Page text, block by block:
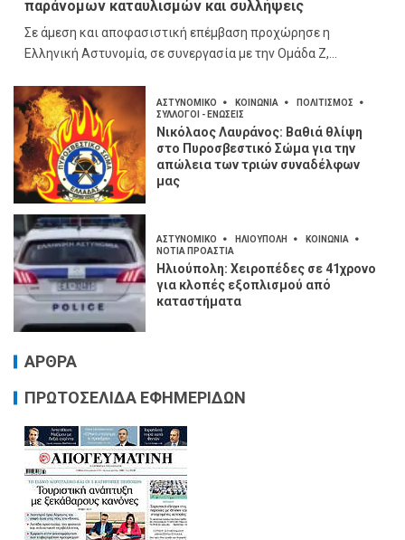
παράνομων καταυλισμών και συλλήψεις
Σε άμεση και αποφασιστική επέμβαση προχώρησε η
Ελληνική Αστυνομία, σε συνεργασία με την Ομάδα Ζ,...
ΑΣΤΥΝΟΜΙΚΟ ΚΟΙΝΩΝΙΑ
ΠΟΛΙΤΙΣΜΟΣ
ΣΥΛΛΟΓΟΙ - ΕΝΩΣΕΙΣ
Νικόλαος Λαυράνος: Βαθιά θλίψη
στο Πυροσβεστικό Σώμα για την
απώλεια των τριών συναδέλφων
μας
ΑΣΤΥΝΟΜΙΚΟ ΗΛΙΟΥΠΟΛΗ
ΚΟΙΝΩΝΙΑ
ΝΟΤΙΑ ΠΡΟΑΣΤΙΑ
Ηλιούπολη: Χειροπέδες σε 41χρονο
για κλοπές εξοπλισμού από
καταστήματα
ΑΡΘΡΑ
ΠΡΩΤΟΣΕΛΙΔΑ ΕΦΗΜΕΡΙΔΩΝ